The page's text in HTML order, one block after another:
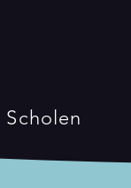
Scholen